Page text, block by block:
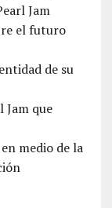
Jam
el futuro
de su
que
medio de la